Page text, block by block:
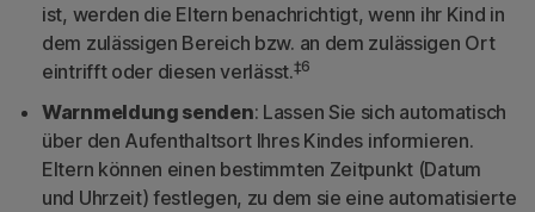
ist, werden die Eltern benachrichtigt, wenn ihr Kind in
dem zulässigen Bereich bzw. an dem zulässigen Ort
eintrifft oder diesen verlässt.‡6
Warnmeldung senden: Lassen Sie sich automatisch
über den Aufenthaltsort Ihres Kindes informieren.
Eltern können einen bestimmten Zeitpunkt (Datum
und Uhrzeit) festlegen, zu dem sie eine automatisierte